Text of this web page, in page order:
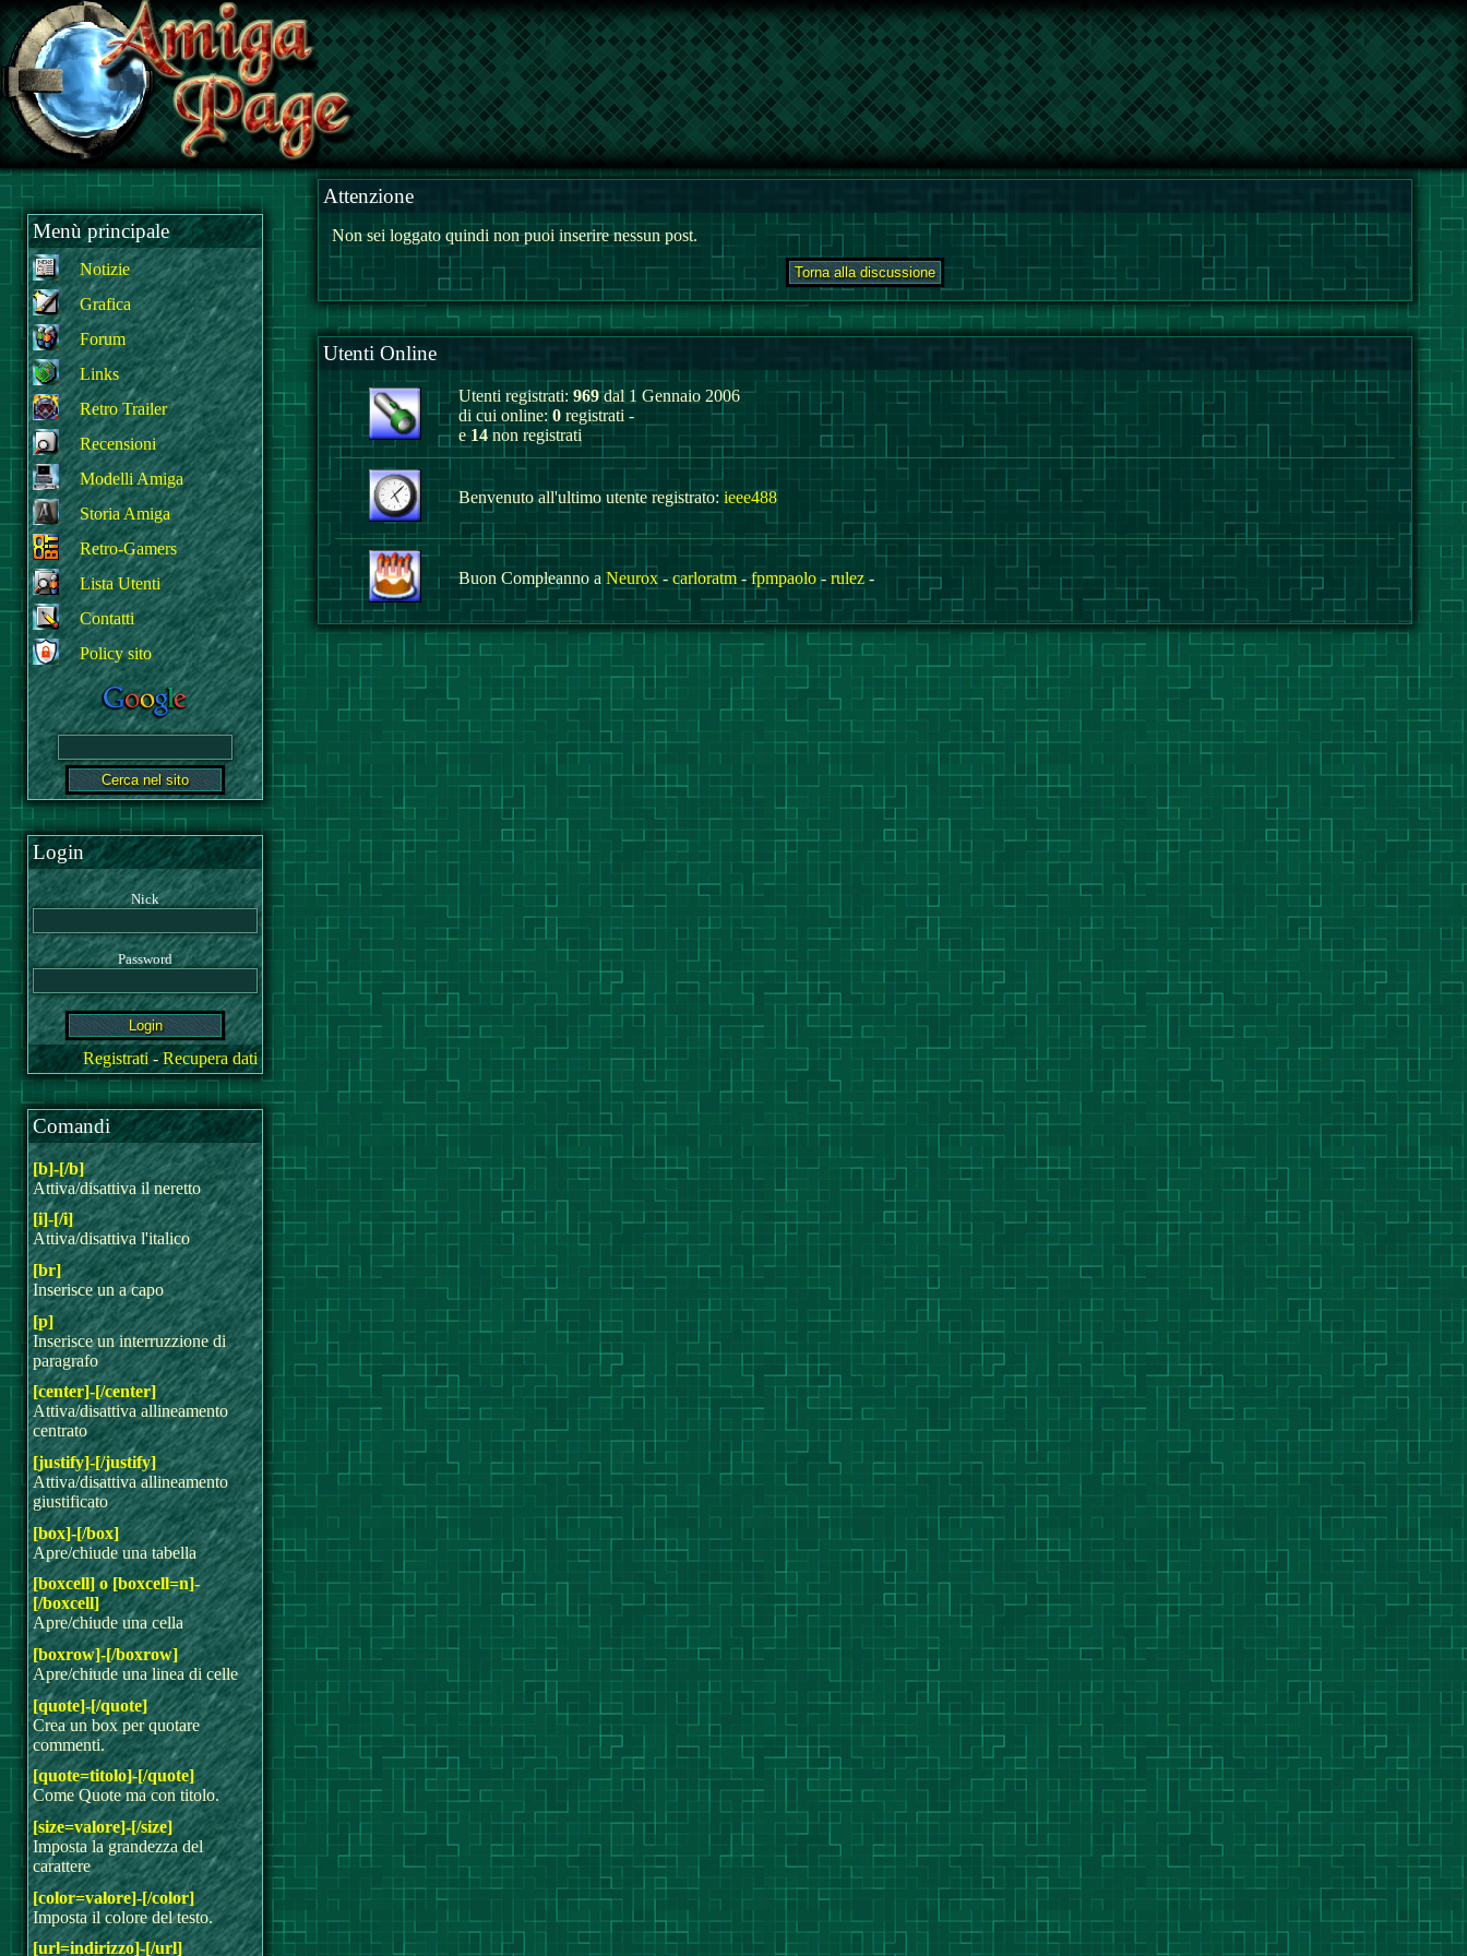
Menù principale
Notizie
Grafica
Forum
Links
Retro Trailer
Recensioni
Modelli Amiga
Storia Amiga
Retro-Gamers
Lista Utenti
Contatti
Policy sito
Login
Nick
Password
Registrati-Recupera dati
Comandi
[b]-[/b]
Attiva/disattiva il neretto
[i]-[/i]
Attiva/disattiva l'italico
[br]
Inserisce un a capo
[p]
Inserisce un interruzzione di
paragrafo
[center]-[/center]
Attiva/disattiva allineamento
centrato
[justify]-[/justify]
Attiva/disattiva allineamento
giustificato
[box]-[/box]
Apre/chiude una tabella
[boxcell] o [boxcell=n]-
[/boxcell]
Apre/chiude una cella
[boxrow]-[/boxrow]
Apre/chiude una linea di celle
[quote]-[/quote]
Crea un box per quotare
commenti.
[quote=titolo]-[/quote]
Come Quote ma con titolo.
[size=valore]-[/size]
Imposta la grandezza del
carattere
[color=valore]-[/color]
Imposta il colore del testo.
[url=indirizzo]-[/url]
Attenzione
Non sei loggato quindi non puoi inserire nessun post.
Utenti Online
Utenti registrati: 969dal 1 Gennaio 2006
di cui online: 0 registrati -
e14 non registrati
Benvenuto all'ultimo utente registrato: ieee488
Buon Compleanno a Neurox - carloratm - fpmpaolo- rulez -